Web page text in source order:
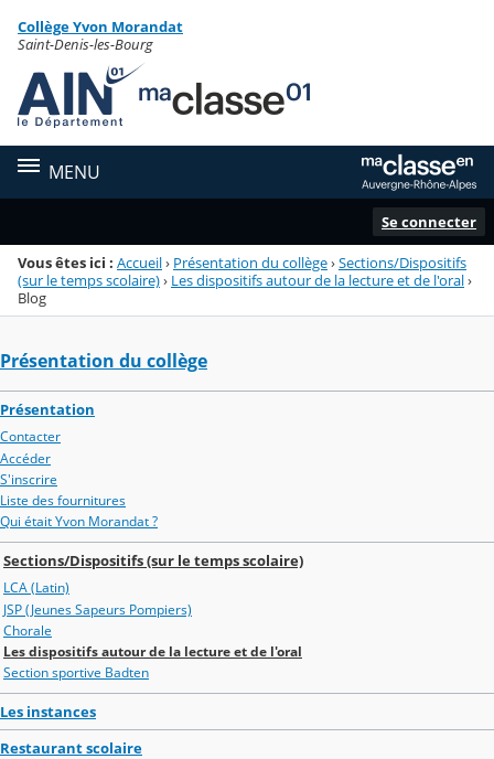
Menu de la rubrique
Contenu
Collège Yvon Morandat
Saint-Denis-les-Bourg
MENU
Se connecter
Vous êtes ici : Accueil› Présentation du collège›Sections/Dispositifs
(sur le temps scolaire)› Les dispositifs autour de la lecture et de l'oral›
Blog
Présentation du collège
Présentation
Contacter
Accéder
S'inscrire
Liste des fournitures
Qui était Yvon Morandat ?
Sections/Dispositifs (sur le temps scolaire)
LCA (Latin)
JSP (Jeunes Sapeurs Pompiers)
Chorale
Les dispositifs autour de la lecture et de l'oral
Section sportive Badten
Les instances
Restaurant scolaire